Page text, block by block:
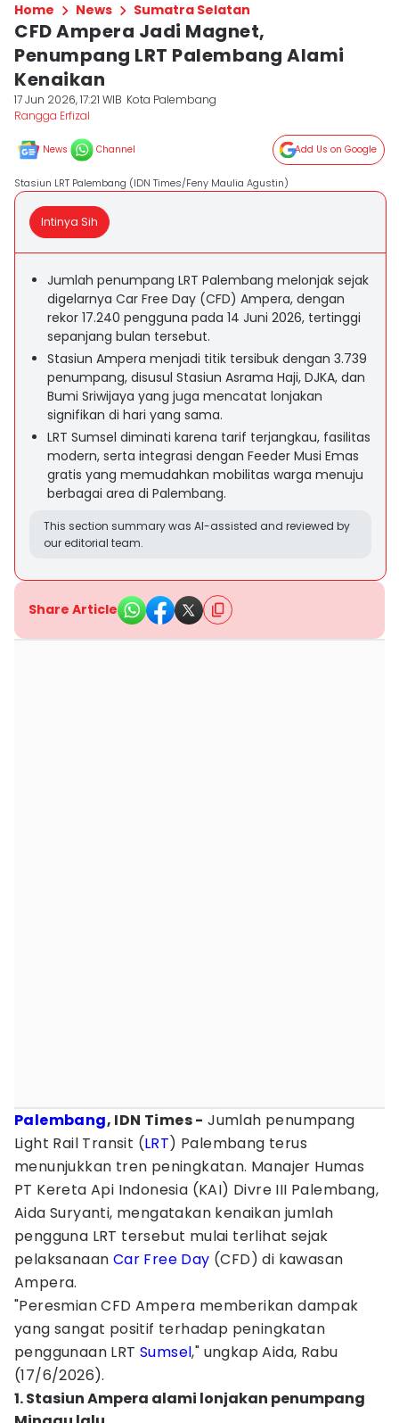
Home News Sumatra Selatan
CFD Ampera Jadi Magnet,
Penumpang LRT Palembang Alami
Kenaikan
17 Jun 2026, 17:21 WIB Kota Palembang
Rangga Erfizal
News Channel Add Us on Google
Stasiun LRT Palembang (IDN Times/Feny Maulia Agustin)
Intinya Sih
Jumlah penumpang LRT Palembang melonjak sejak
digelarnya Car Free Day (CFD) Ampera, dengan
rekor 17.240 pengguna pada 14 Juni 2026, tertinggi
sepanjang bulan tersebut.
Stasiun Ampera menjadi titik tersibuk dengan 3.739
penumpang, disusul Stasiun Asrama Haji, DJKA, dan
Bumi Sriwijaya yang juga mencatat lonjakan
signifikan di hari yang sama.
LRT Sumsel diminati karena tarif terjangkau, fasilitas
modern, serta integrasi dengan Feeder Musi Emas
gratis yang memudahkan mobilitas warga menuju
berbagai area di Palembang.
This section summary was AI-assisted and reviewed by
our editorial team.
Share Article
Palembang, IDN Times - Jumlah penumpang
Light Rail Transit (LRT) Palembang terus
menunjukkan tren peningkatan. Manajer Humas
PT Kereta Api Indonesia (KAI) Divre III Palembang,
Aida Suryanti, mengatakan kenaikan jumlah
pengguna LRT tersebut mulai terlihat sejak
pelaksanaan Car Free Day (CFD) di kawasan
Ampera.
"Peresmian CFD Ampera memberikan dampak
yang sangat positif terhadap peningkatan
penggunaan LRT Sumsel," ungkap Aida, Rabu
(17/6/2026).
1. Stasiun Ampera alami lonjakan penumpang